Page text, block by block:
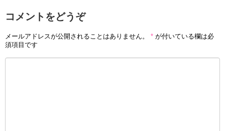
コメントをどうぞ
メールアドレスが公開されることはありません。 * が付いている欄は必
須項目です